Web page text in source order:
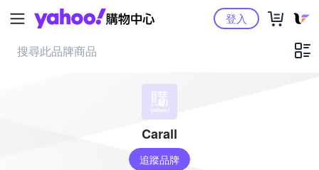
Yahoo購物中心登入
Carall
追蹤品牌